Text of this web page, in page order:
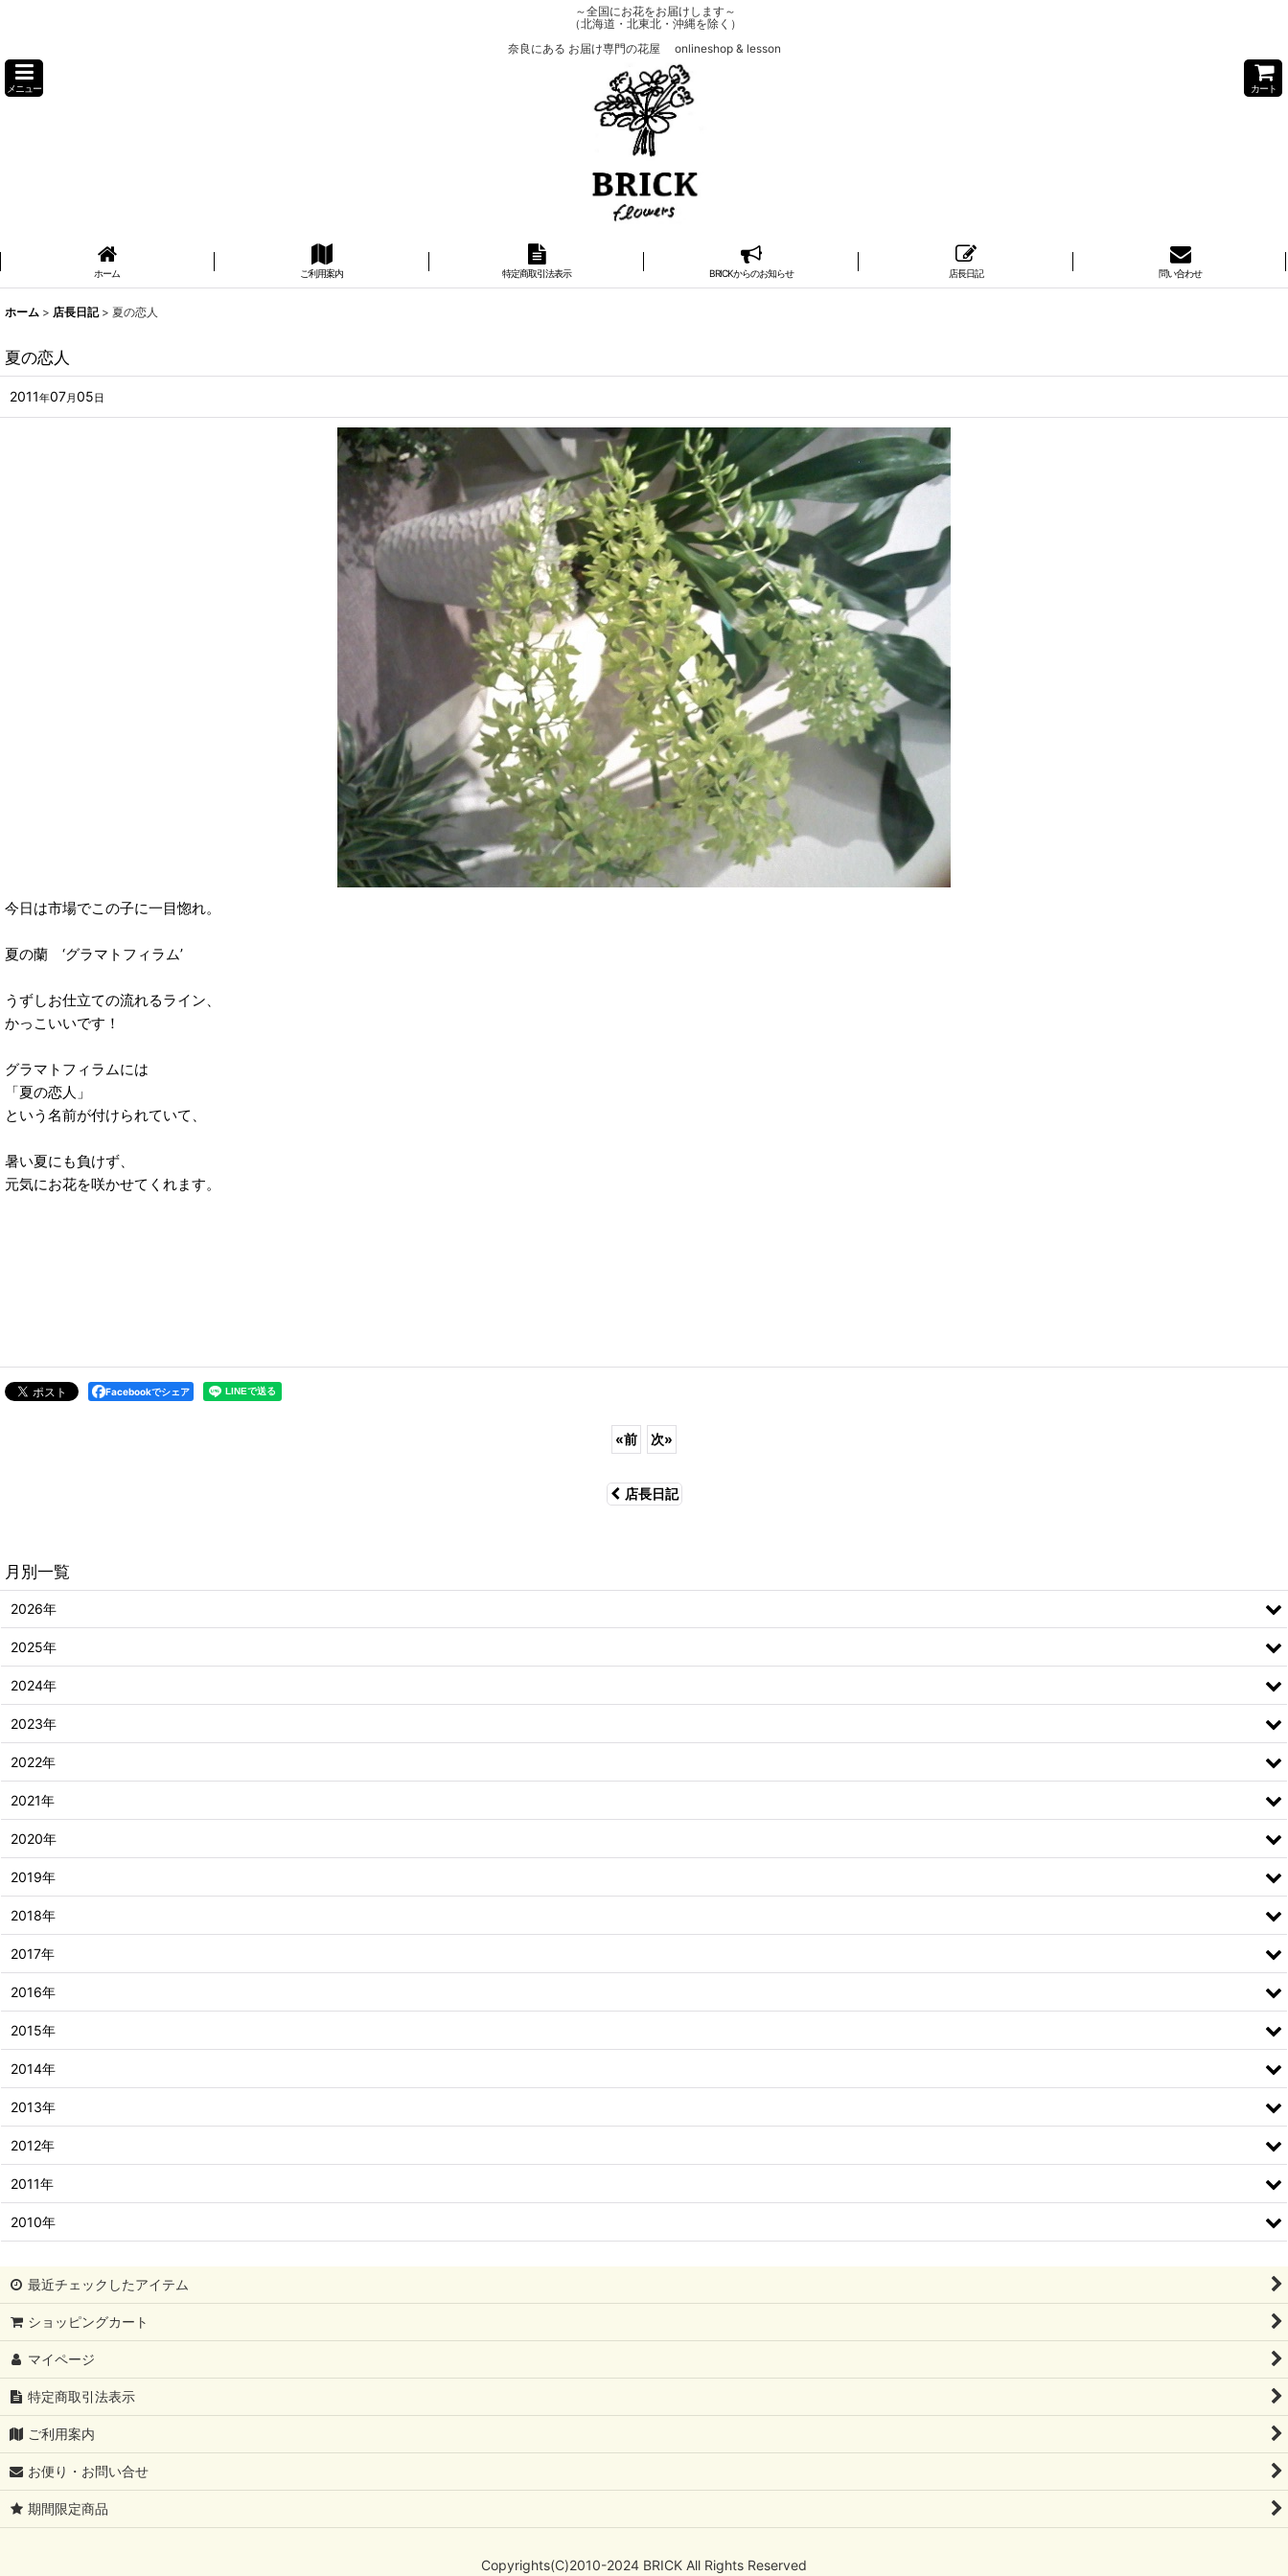
～全国にお花をお届けします～
（北海道・北東北・沖縄を除く）
奈良にある お届け専門の花屋 onlineshop & lesson
メニュー カート
ホーム ご利用案内 特定商取引法表示 BRICKからのお知らせ 店長日記 問い合わせ
ホーム > 店長日記 > 夏の恋人
夏の恋人
2011年07月 05 日
今日は市場でこの子に一目惚れ。
夏の蘭 ‘グラマトフィラム’
うずしお仕立ての流れるライン、
かっこいいです！
グラマトフィラムには
「夏の恋人」
という名前が付けられていて、
暑い夏にも負けず、
元気にお花を咲かせてくれます。
Facebookでシェア
«前 次»
店長日記
月別一覧
2026年
2025年
2024年
2023年
2022年
2021年
2020年
2019年
2018年
2017年
2016年
2015年
2014年
2013年
2012年
2011年
2010年
最近チェックしたアイテム
ショッピングカート
マイページ
特定商取引法表示
ご利用案内
お便り・お問い合せ
期間限定商品
Copyrights(C)2010-2024 BRICK All Rights Reserved